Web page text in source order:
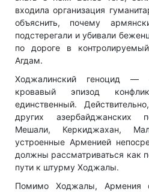
входила организация
объяснить, почему
подстерегали и убивали
по дороге в
Агдам.
Ходжалинский геноцид
кровавый эпизод
единственный.
других азербайджанских
Мешали, Керкиджахан,
устроенные Арменией
должны рассматриваться как
пути к штурму Ходжалы.
Помимо Ходжалы, Армения